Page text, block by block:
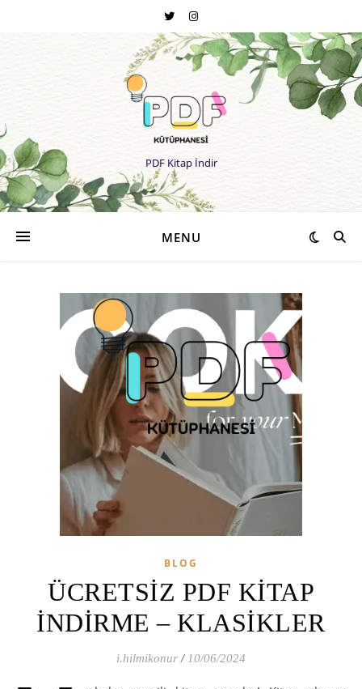
PDF Kitap İndir
MENU
BLOG
ÜCRETSİZ PDF KİTAP
İNDİRME – KLASİKLER
i.hilmikonur / 10/06/2024